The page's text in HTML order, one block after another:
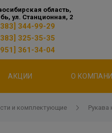
область,
ул. Станционная, 2
344-99-29
325-35-35
361-34-04
АКЦИИ О
и комплектующие